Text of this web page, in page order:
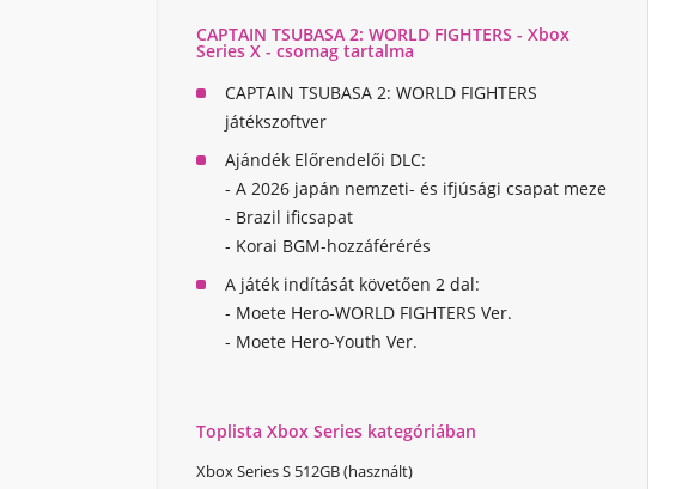
CAPTAIN TSUBASA 2: WORLD FIGHTERS - Xbox
Series X - csomag tartalma
CAPTAIN TSUBASA 2: WORLD FIGHTERS
játékszoftver
Ajándék Előrendelői DLC:
- A 2026 japán nemzeti- és ifjúsági csapat meze
- Brazil ificsapat
- Korai BGM-hozzáférérés
A játék indítását követően 2 dal:
- Moete Hero-WORLD FIGHTERS Ver.
- Moete Hero-Youth Ver.
Toplista Xbox Series kategóriában
Xbox Series S 512GB (használt)